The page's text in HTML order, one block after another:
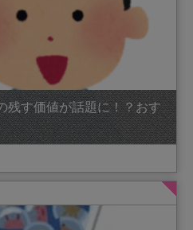
残す価値が話題に！？おす